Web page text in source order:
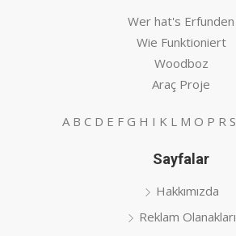
Wer hat's Erfunden
Wie Funktioniert
Woodboz
Araç Proje
A B C D E F G H I K L M O P R S
Sayfalar
Hakkımızda
Reklam Olanakları